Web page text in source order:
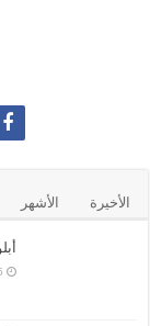
الأخيرة الأشهر